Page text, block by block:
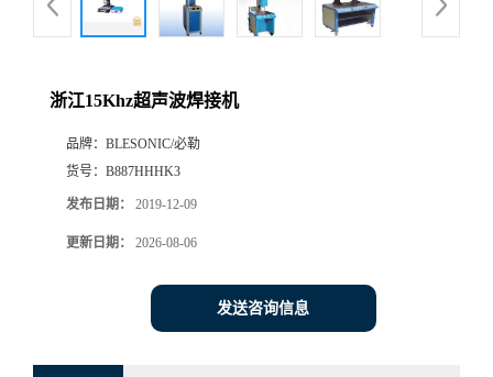
浙江15Khz超声波焊接机
品牌： BLESONIC/必勒
货号： B887HHHK3
发布日期： 2019-12-09
更新日期： 2026-08-06
发送咨询信息